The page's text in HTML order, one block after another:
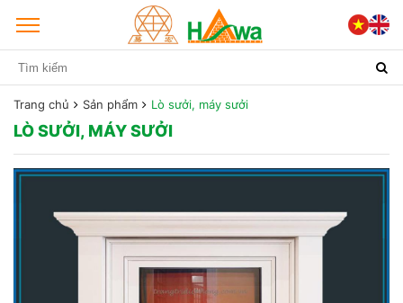
Trang chủ Sản phẩm Lò sưởi, máy sưởi
LÒ SƯỞI, MÁY SƯỞI